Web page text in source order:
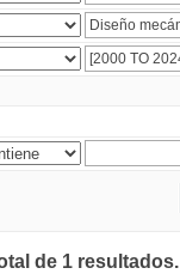
de 1 resultados.